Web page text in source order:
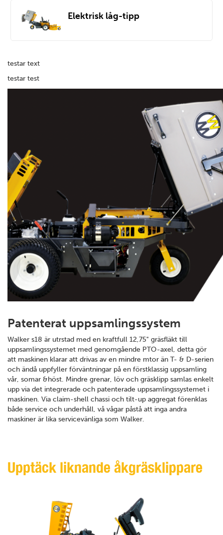
Elektrisk låg-tipp
testar text
testar test
Patenterat uppsamlingssystem
Walker s18 är utrstad med en kraftfull 12,75" gräsfläkt till
uppsamlingssystemet med genomgående PTO-axel, detta gör
att maskinen klarar att drivas av en mindre mtor än T- & D-serien
och ändå uppfyller förväntningar på en förstklassig uppsamling
vår, somar &höst. Mindre grenar, löv och gräsklipp samlas enkelt
upp via det integrerade och patenterade uppsamlingssystemet i
maskinen. Via claim-shell chassi och tilt-up aggregat förenklas
både service och underhåll, vå vågar påstå att inga andra
maskiner är lika servicevänliga som Walker.
Upptäck liknande åkgräsklippare